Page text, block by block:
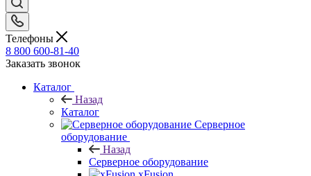
Телефоны
8 800 600-81-40
Заказать звонок
Каталог
Назад
Каталог
Серверное
оборудование
Назад
Серверное оборудование